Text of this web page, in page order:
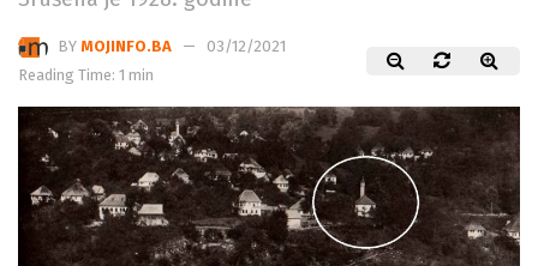
BY MOJINFO.BA
03/12/2021
Reading Time: 1 min